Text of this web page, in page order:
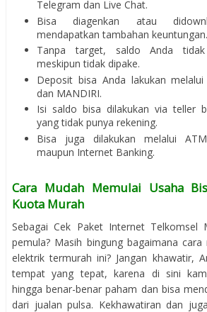
Telegram dan Live Chat.
Bisa diagenkan atau
mendapatkan tambahan keuntungan.
Tanpa target, saldo Anda
meskipun tidak dipake.
Deposit bisa Anda lakukan
dan MANDIRI.
Isi saldo bisa dilakukan via teller
yang tidak punya rekening.
Bisa juga dilakukan melalui
maupun Internet Banking.
Cara Mudah Memulai Usaha
Kuota Murah
Sebagai Cek Paket Internet Telkomsel
pemula? Masih bingung bagaimana
elektrik termurah ini? Jangan khawatir,
tempat yang tepat, karena di sini
hingga benar-benar paham dan bisa
dari jualan pulsa. Kekhawatiran dan